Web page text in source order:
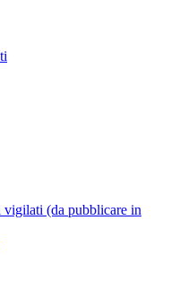
(da pubblicare in